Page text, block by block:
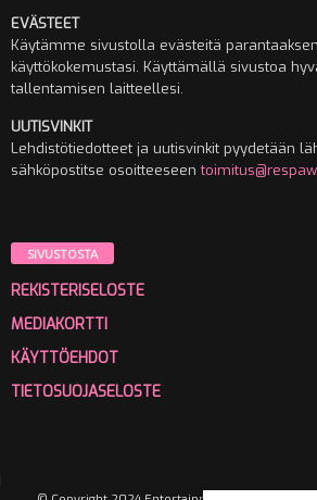
EVÄSTEET
Käytämme sivustolla evästeitä
käyttökokemustasi. Käyttämällä sivustoa
tallentamisen laitteellesi.
UUTISVINKIT
Lehdistötiedotteet ja uutisvinkit pyydetään
sähköpostitse osoitteeseen
SIVUSTOSTA
REKISTERISELOSTE
MEDIAKORTTI
KÄYTTÖEHDOT
TIETOSUOJASELOSTE